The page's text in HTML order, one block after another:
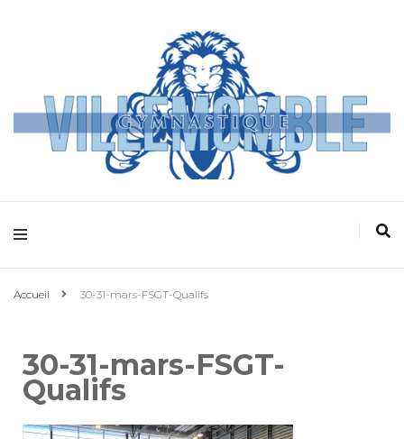
Villemomble
Gymnastique
Accueil 30-31-mars-FSGT-Qualifs
30-31-mars-FSGT-
Qualifs